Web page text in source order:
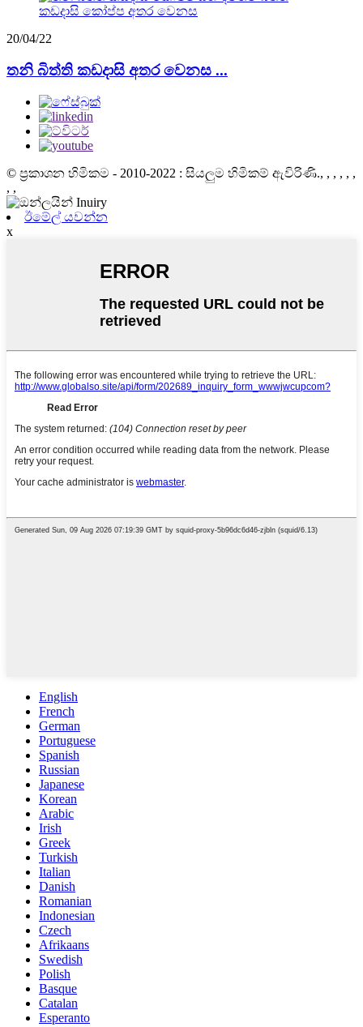
20/04/22
තනි බිත්ති කඩදාසි අතර වෙනස ...
© ප්‍රකාශන හිමිකම - 2010-2022 : සියලුම හිමිකම් ඇවිරිණි., , , , , ,
, ,
ඊමේල් යවන්න
x
English
French
German
Portuguese
Spanish
Russian
Japanese
Korean
Arabic
Irish
Greek
Turkish
Italian
Danish
Romanian
Indonesian
Czech
Afrikaans
Swedish
Polish
Basque
Catalan
Esperanto